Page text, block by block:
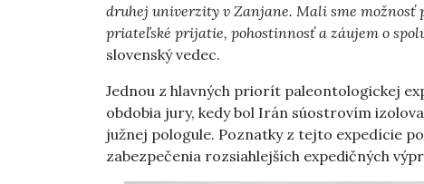
druhej univerzity v Zanjane. Mali sme možnosť
priateľské prijatie, pohostinnosť a záujem o
slovenský vedec.
Jednou z hlavných priorít paleontologickej
obdobia jury, kedy bol Irán súostrovím
južnej pologule. Poznatky z tejto expedície
zabezpečenia rozsiahlejších expedičných